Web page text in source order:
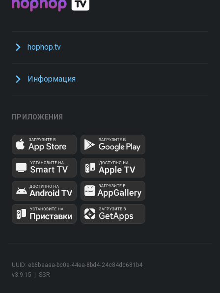
hophop.tv
Информация
ПРИЛОЖЕНИЯ
v3.9.15 SSR
UUID: eb6baaaa-bc0a-44ea-8bd4-24c84dc681b4